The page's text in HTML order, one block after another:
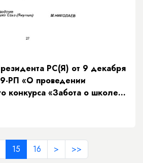
РС(Я) от 9 декабря
РП «О проведении
конкурса «Забота о школе
15 16 > >>